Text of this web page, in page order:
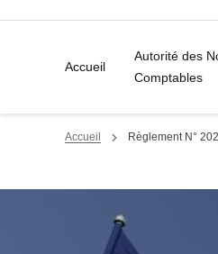
Accueil
Autorité des
Comptables
Accueil Règlement N°